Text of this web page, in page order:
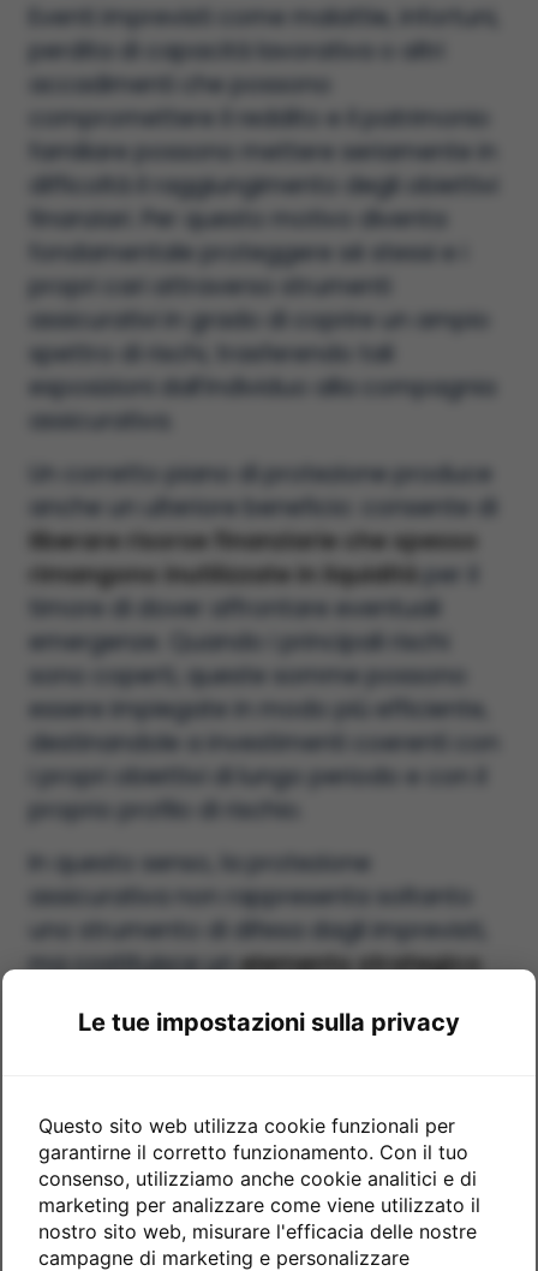
Chiudi
Chi sono
Servizi
Pianificazione finanziaria
personalizzata. Consulenza
Eventi imprevisti come malattie, infortuni,
perdita di capacità lavorativa o altri
accadimenti che possono
compromettere il reddito e il patrimonio
familiare possono mettere seriamente in
difficoltà il raggiungimento degli obiettivi
finanziari. Per questo motivo diventa
fondamentale proteggere sé stessi e i
propri cari attraverso strumenti
assicurativi in grado di coprire un ampio
spettro di rischi, trasferendo tali
esposizioni dall’individuo alla compagnia
Un corretto piano di protezione produce
anche un ulteriore beneficio: consente di
liberare risorse finanziarie che spesso
rimangono inutilizzate in liquidità
per il
timore di dover affrontare eventuali
emergenze. Quando i principali rischi
sono coperti, queste somme possono
essere impiegate in modo più efficiente,
destinandole a investimenti coerenti con
i propri obiettivi di lungo periodo e con il
proprio profilo di rischio.
In questo senso, la protezione
assicurativa non rappresenta soltanto
uno strumento di difesa dagli imprevisti,
ma costituisce unelemento strategico
capace di garantire maggiore stabilità,
tempo.
Un piccolo premio assicurativo può
salvarci da grandi perditee laserenità
di sapere che siamo protetti è
Le tue impostazioni sulla privacy
Questo sito web utilizza cookie funzionali per
garantirne il corretto funzionamento. Con il tuo
consenso, utilizziamo anche cookie analitici e di
marketing per analizzare come viene utilizzato il
nostro sito web, misurare l'efficacia delle nostre
campagne di marketing e personalizzare